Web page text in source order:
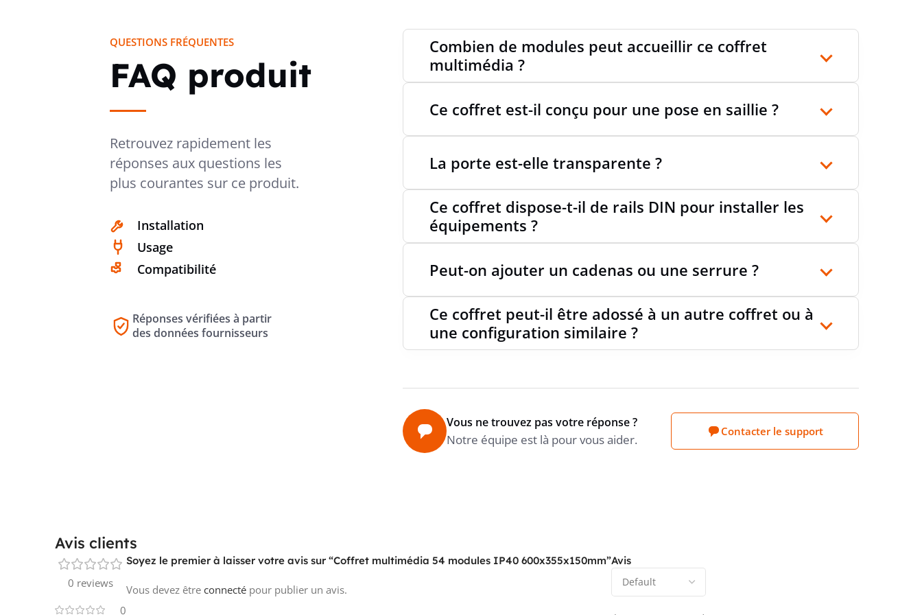
QUESTIONS FRÉQUENTES
FAQ produit
Retrouvez rapidement les
réponses aux questions les
plus courantes sur ce produit.
Installation
Usage
Compatibilité
Réponses vérifiées à partir
des données fournisseurs
Combien de modules peut accueillir ce coffret
multimédia ?
Ce coffret est-il conçu pour une pose en saillie ?
La porte est-elle transparente ?
Ce coffret dispose-t-il de rails DIN pour installer les
équipements ?
Peut-on ajouter un cadenas ou une serrure ?
Ce coffret peut-il être adossé à un autre coffret ou à
une configuration similaire ?
Vous ne trouvez pas votre réponse ?
Notre équipe est là pour vous aider.
Contacter le support
Avis clients
0 reviews
0
Avis
Soyez le premier à laisser votre avis sur “Coffret multimédia 54 modules IP40 600x355x150mm”
Vous devez être connecté pour publier un avis.